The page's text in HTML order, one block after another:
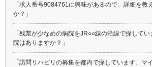
「求人番号9084761に興味があるので、詳細を教
か？」
「残業が少なめの病院をJR○○線の沿線で探して
院はありますか？」
「訪問リハビリの募集を都内で探しています。マ